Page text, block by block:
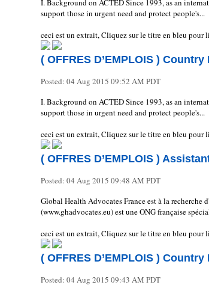
I. Background on ACTED Since 1993, as an
support those in urgent need and protect people's...
ceci est un extrait, Cliquez sur le titre en bleu
( OFFRES D’EMPLOIS )
Posted: 04 Aug 2015 09:52 AM PDT
I. Background on ACTED Since 1993, as an
support those in urgent need and protect people's...
ceci est un extrait, Cliquez sur le titre en bleu
( OFFRES D’EMPLOIS )
Posted: 04 Aug 2015 09:48 AM PDT
Global Health Advocates France est à la
(www.ghadvocates.eu) est une ONG française
ceci est un extrait, Cliquez sur le titre en bleu
( OFFRES D’EMPLOIS )
Posted: 04 Aug 2015 09:43 AM PDT